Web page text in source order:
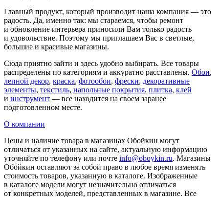
Главный продукт, который производит наша компания — это
радость. Да, именно так: мы стараемся, чтобы ремонт
и обновление интерьера приносили Вам только радость
и удовольствие. Поэтому мы приглашаем Вас в светлые,
большие и красивые магазины.
Сюда приятно зайти и здесь удобно выбирать. Все товары
распределены по категориям и аккуратно расставлены. Обои,
лепной декор, краска, фотообои, фрески, декоративные
элементы, текстиль, напольные покрытия, плитка, клей
и инструмент — все находится на своем заранее
подготовленном месте.
О компании
Цены и наличие товара в магазинах Обойкин могут
отличаться от указанных на сайте, актуальную информацию
уточняйте по телефону или почте info@oboykin.ru. Магазины
Обойкин оставляют за собой право в любое время изменять
стоимость товаров, указанную в каталоге. Изображенные
в каталоге модели могут незначительно отличаться
от конкретных моделей, представленных в магазине. Все